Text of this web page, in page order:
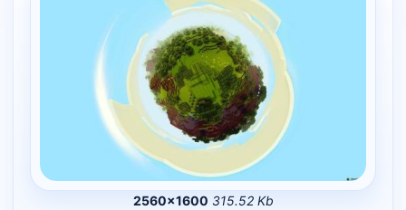
2560×1600 315.52 Kb